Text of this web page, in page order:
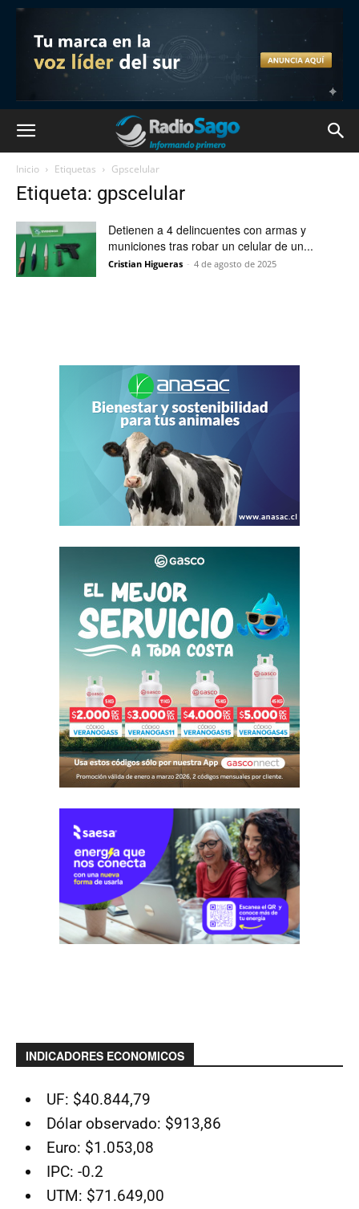
Inicio Etiquetas Gpscelular
Etiqueta: gpscelular
Detienen a 4 delincuentes con armas y
municiones tras robar un celular de un...
Cristian Higueras - 4 de agosto de 2025
INDICADORES ECONOMICOS
UF: $40.844,79
Dólar observado: $913,86
Euro: $1.053,08
IPC: -0.2
UTM: $71.649,00